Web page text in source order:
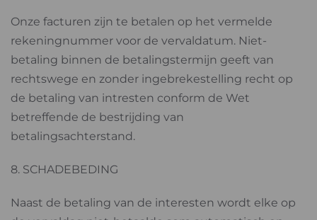
Onze facturen zijn te betalen op het vermelde
rekeningnummer voor de vervaldatum. Niet-
betaling binnen de betalingstermijn geeft van
rechtswege en zonder ingebrekestelling recht op
de betaling van intresten conform de Wet
betreffende de bestrijding van
betalingsachterstand.
8. SCHADEBEDING
Naast de betaling van de interesten wordt elke op